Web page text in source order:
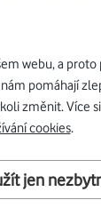
bude
ve
aktuálního
webu, a
pomáhají
změnit. Více
cookies.
jen